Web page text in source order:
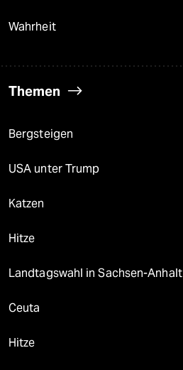
Wahrheit
Themen
Bergsteigen
USA unter Trump
Katzen
Hitze
Landtagswahl in Sachsen-Anhalt
Ceuta
Hitze